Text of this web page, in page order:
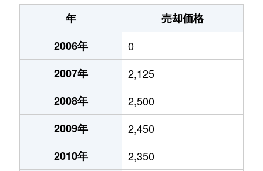
年
売却価格
2006年
0
2007年
2,125
2008年
2,500
2009年
2,450
2010年
2,350